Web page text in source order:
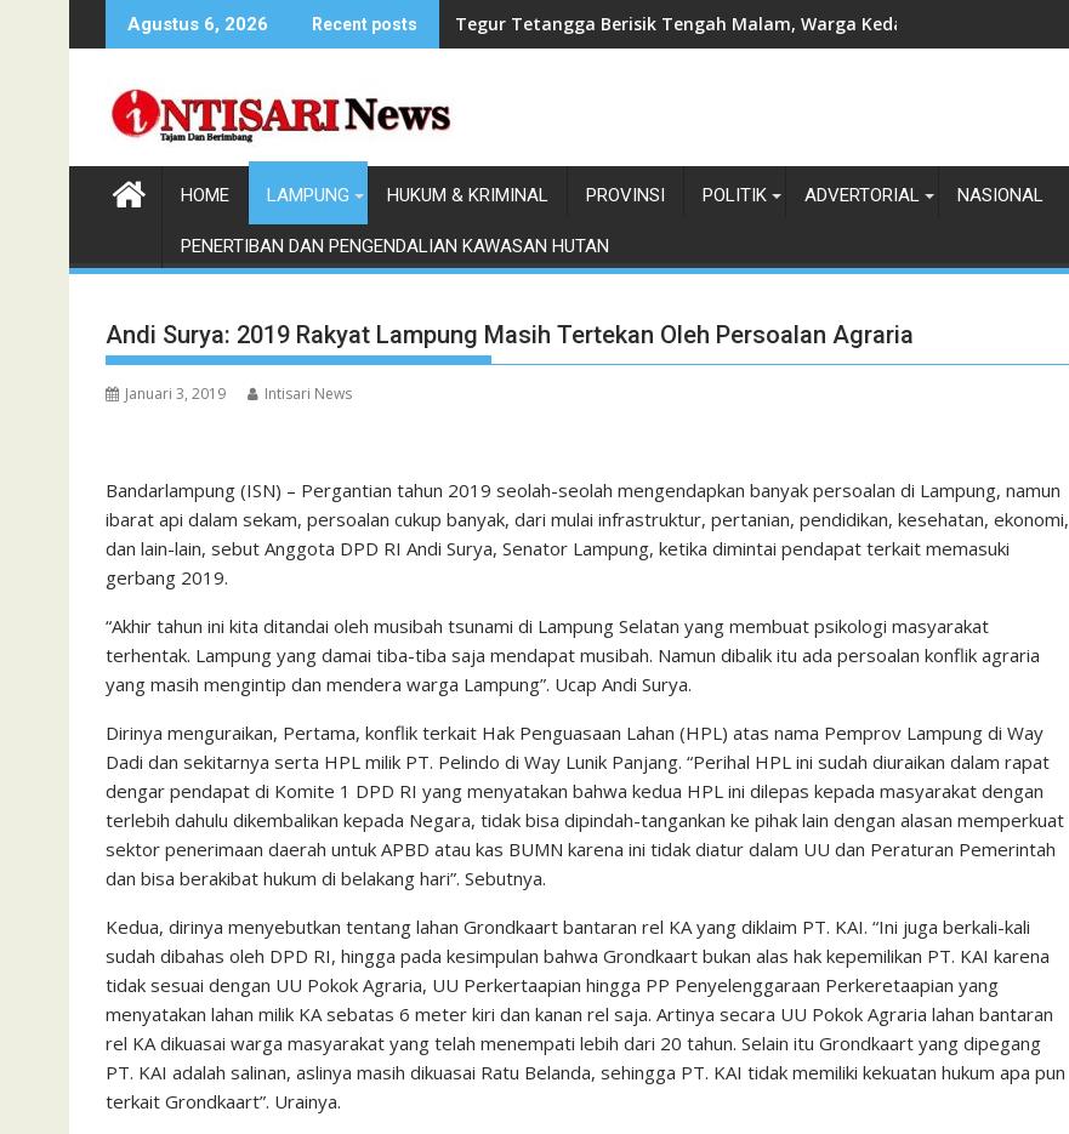
to
Agustus 6, 2026 Recent posts Bupati Ela Siti Nuryamah Resmi Buka Program Lampung Timur Berhaji
HOME LAMPUNG HUKUM & KRIMINAL PROVINSI POLITIK ADVERTORIAL NASIONAL
PENERTIBAN DAN PENGENDALIAN KAWASAN HUTAN
Andi Surya: 2019 Rakyat Lampung Masih Tertekan Oleh Persoalan Agraria
Januari 3, 2019 Intisari News
Bandarlampung (ISN) – Pergantian tahun 2019 seolah-seolah mengendapkan banyak persoalan di Lampung, namun
ibarat api dalam sekam, persoalan cukup banyak, dari mulai infrastruktur, pertanian, pendidikan, kesehatan, ekonomi,
dan lain-lain, sebut Anggota DPD RI Andi Surya, Senator Lampung, ketika dimintai pendapat terkait memasuki
gerbang 2019.
“Akhir tahun ini kita ditandai oleh musibah tsunami di Lampung Selatan yang membuat psikologi masyarakat
terhentak. Lampung yang damai tiba-tiba saja mendapat musibah. Namun dibalik itu ada persoalan konflik agraria
yang masih mengintip dan mendera warga Lampung”. Ucap Andi Surya.
Dirinya menguraikan, Pertama, konflik terkait Hak Penguasaan Lahan (HPL) atas nama Pemprov Lampung di Way
Dadi dan sekitarnya serta HPL milik PT. Pelindo di Way Lunik Panjang. “Perihal HPL ini sudah diuraikan dalam rapat
dengar pendapat di Komite 1 DPD RI yang menyatakan bahwa kedua HPL ini dilepas kepada masyarakat dengan
terlebih dahulu dikembalikan kepada Negara, tidak bisa dipindah-tangankan ke pihak lain dengan alasan memperkuat
sektor penerimaan daerah untuk APBD atau kas BUMN karena ini tidak diatur dalam UU dan Peraturan Pemerintah
dan bisa berakibat hukum di belakang hari”. Sebutnya.
Kedua, dirinya menyebutkan tentang lahan Grondkaart bantaran rel KA yang diklaim PT. KAI. “Ini juga berkali-kali
sudah dibahas oleh DPD RI, hingga pada kesimpulan bahwa Grondkaart bukan alas hak kepemilikan PT. KAI karena
tidak sesuai dengan UU Pokok Agraria, UU Perkertaapian hingga PP Penyelenggaraan Perkeretaapian yang
menyatakan lahan milik KA sebatas 6 meter kiri dan kanan rel saja. Artinya secara UU Pokok Agraria lahan bantaran
rel KA dikuasai warga masyarakat yang telah menempati lebih dari 20 tahun. Selain itu Grondkaart yang dipegang
PT. KAI adalah salinan, aslinya masih dikuasai Ratu Belanda, sehingga PT. KAI tidak memiliki kekuatan hukum apa pun
terkait Grondkaart”. Urainya.